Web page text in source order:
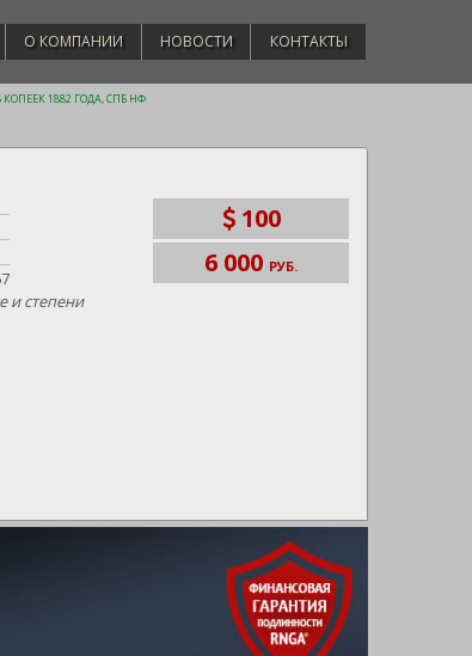
О КОМПАНИИ НОВОСТИ КОНТАКТЫ
КОПЕЕК 1882 ГОДА, СПБ НФ
и степени
100
6 000 РУБ.